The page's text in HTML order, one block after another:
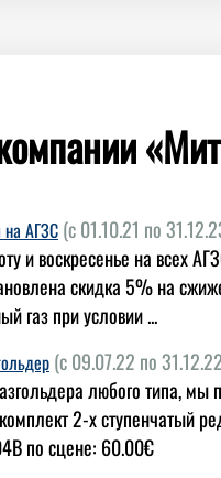
АГЗС (с 01.10.21 по
и воскресенье на всех
скидка 5% на
газ при условии ...
(с 09.07.22 по
любого типа, мы
2-х ступенчатый
по сцене: 60.00€